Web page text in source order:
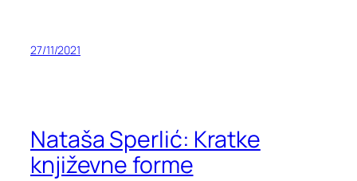
27/11/2021
Nataša Sperlić: Kratke
književne forme